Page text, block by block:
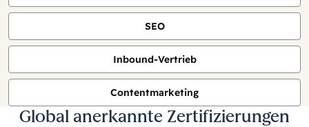
SEO
Inbound-Vertrieb
Contentmarketing
Global anerkannte Zertifizierungen